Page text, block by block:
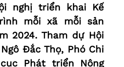
nghị triển khai Kế
mỗi xã mỗi sản
2024. Tham dự Hội
Đắc Thọ, Phó Chi
Phát triển Nông